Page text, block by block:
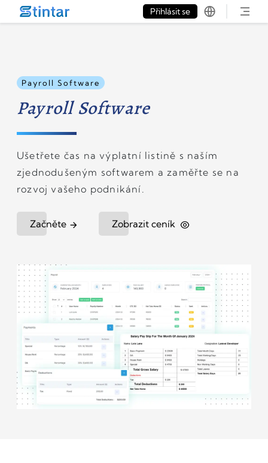
put google tag in file
Přihlásit se
Payroll Software
Payroll Software
Ušetřete čas na výplatní listině s naším
zjednodušeným softwarem a zaměřte se na
rozvoj vašeho podnikání.
Začněte Zobrazit ceník